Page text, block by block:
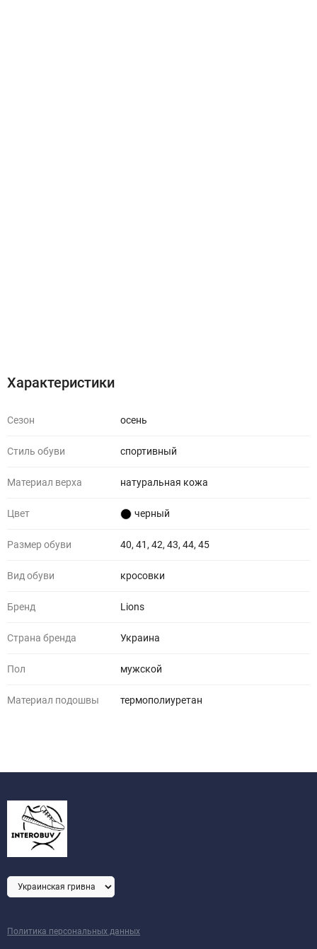
Характеристики
Сезон осень
Стиль обуви спортивный
Материал верха натуральная кожа
Цвет черный
Размер обуви 40, 41, 42, 43, 44, 45
Вид обуви кросовки
Бренд Lions
Страна бренда Украина
Пол мужской
Материал подошвы термополиуретан
Политика персональных данных